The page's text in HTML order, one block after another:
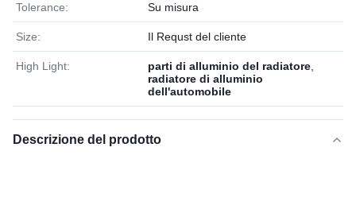
Tolerance: Su misura
Size: Il Requst del cliente
High Light: parti di alluminio del radiatore
radiatore di alluminio
dell'automobile
Descrizione del prodotto